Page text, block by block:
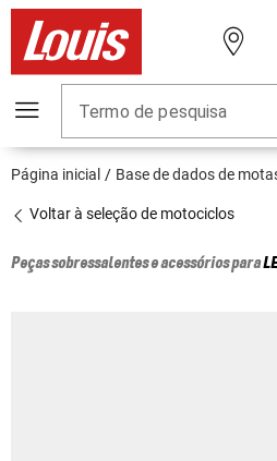
Termo de pesquisa
Página inicial Base de dados de
Voltar à seleção de motociclos
Peças sobressalentes e acessórios para